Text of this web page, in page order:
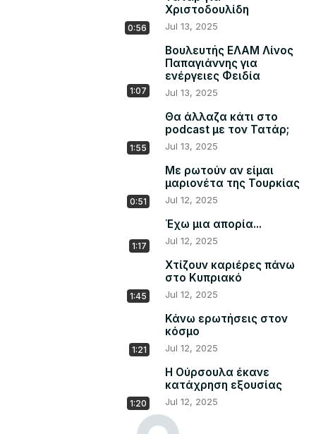
0:56
Χριστοδουλίδη
Jul 13, 2025
1:07
Βουλευτής ΕΛΑΜ Λίνος
Παπαγιάννης για
ενέργειες Φειδία
Jul 13, 2025
1:55
Θα άλλαζα κάτι στο
podcast με τον Τατάρ;
Jul 13, 2025
0:51
Με ρωτούν αν είμαι
μαριονέτα της Τουρκίας
Jul 12, 2025
1:17
Έχω μια απορία...
Jul 12, 2025
1:45
Χτίζουν καριέρες πάνω
στο Κυπριακό
Jul 12, 2025
1:21
Κάνω ερωτήσεις στον
κόσμο
Jul 12, 2025
1:20
Η Ούρσουλα έκανε
κατάχρηση εξουσίας
Jul 12, 2025